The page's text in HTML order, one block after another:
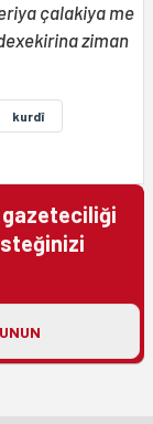
çalakiya me
ziman
kurdî
gazeteciliği